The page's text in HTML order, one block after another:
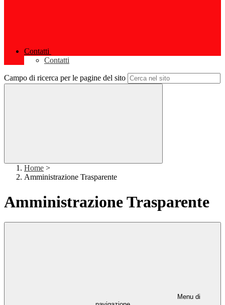
Contatti
Contatti
Campo di ricerca per le pagine del sito
Home >
Amministrazione Trasparente
Amministrazione Trasparente
Menu di